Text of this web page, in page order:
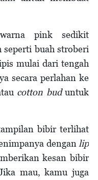
pink sedikit
seperti buah stroberi
mulai dari tengah
secara perlahan ke
cotton buduntuk
bibir terlihat
dengan lip
kesan bibir
mau, kamu juga